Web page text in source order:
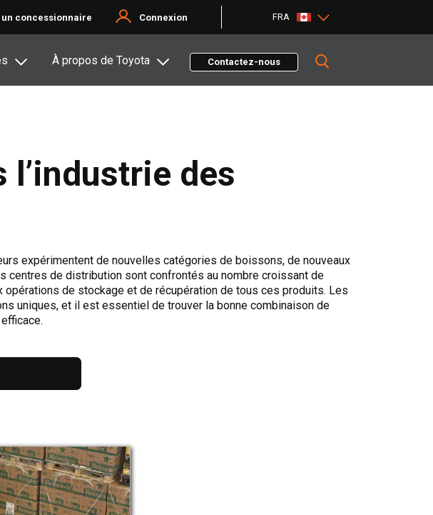
concessionnaire Connexion FRA
À propos de Toyota Contactez-nous
des
expérimentent de nouvelles catégories de boissons, de nouveaux
de distribution sont confrontés au nombre croissant de
opérations de stockage et de récupération de tous ces produits. Les
uniques, et il est essentiel de trouver la bonne combinaison de